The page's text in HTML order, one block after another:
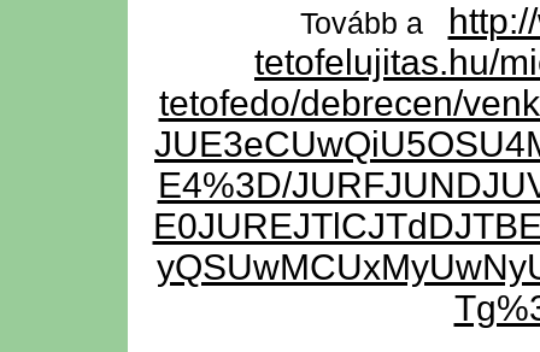
Tovább a
tetofelujitas.hu/
tetofedo/debrecen/
E4%3D/